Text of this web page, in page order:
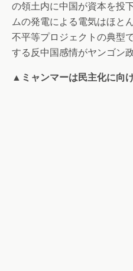
の領土内に中国が資本を投
ムの発電による電気はほと
不平等プロジェクトの典型
する反中国感情がヤンゴン
▲ミャンマーは民主化に向